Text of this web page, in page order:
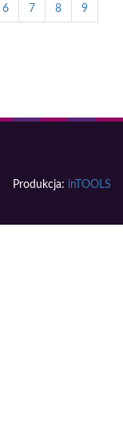
6 7 8 9
Produkcja: inTOOLS